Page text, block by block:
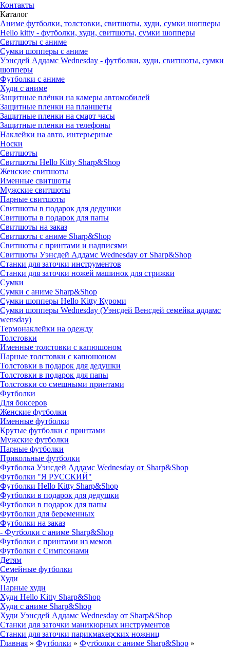
Контакты
Каталог
Аниме футболки, толстовки, свитшоты, худи, сумки шопперы
Hello kitty - футболки, худи, свитшоты, сумки шопперы
Свитшоты с аниме
Сумки шопперы с аниме
Уэнсдей Аддамс Wednesday - футболки, худи, свитшоты, сумки
шопперы
Футболки с аниме
Худи с аниме
Защитные плёнки на камеры автомобилей
Защитные пленки на планшеты
Защитные пленки на смарт часы
Защитные пленки на телефоны
Наклейки на авто, интерьерные
Носки
Свитшоты
Cвитшоты Hello Kitty Sharp&Shop
Женские свитшоты
Именные свитшоты
Мужские свитшоты
Парные свитшоты
Свитшоты в подарок для дедушки
Свитшоты в подарок для папы
Свитшоты на заказ
Свитшоты с аниме Sharp&Shop
Свитшоты с принтами и надписями
Свитшоты Уэнсдей Аддамс Wednesday от Sharp&Shop
Станки для заточки инструментов
Станки для заточки ножей машинок для стрижки
Сумки
Сумки с аниме Sharp&Shop
Сумки шопперы Hello Kitty Куроми
Сумки шопперы Wednesday (Уэнсдей Венсдей семейка аддамс
wensday)
Термонаклейки на одежду
Толстовки
Именные толстовки с капюшоном
Парные толстовки с капюшоном
Толстовки в подарок для дедушки
Толстовки в подарок для папы
Толстовки со смешными принтами
Футболки
Для боксеров
Женские футболки
Именные футболки
Крутые футболки с принтами
Мужские футболки
Парные футболки
Прикольные футболки
Футболка Уэнсдей Аддамс Wednesday от Sharp&Shop
Футболки "Я РУССКИЙ"
Футболки Hello Kitty Sharp&Shop
Футболки в подарок для дедушки
Футболки в подарок для папы
Футболки для беременных
Футболки на заказ
- Футболки с аниме Sharp&Shop
Футболки с принтами из мемов
Футболки с Симпсонами
Детям
Семейные футболки
Худи
Парные худи
Худи Hello Kitty Sharp&Shop
Худи с аниме Sharp&Shop
Худи Уэнсдей Аддамс Wednesday от Sharp&Shop
Станки для заточки маникюрных инструментов
Станки для заточки парикмахерских ножниц
Главная » Футболки » Футболки с аниме Sharp&Shop »